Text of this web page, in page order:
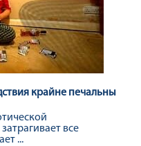
крайне печальны
все
...